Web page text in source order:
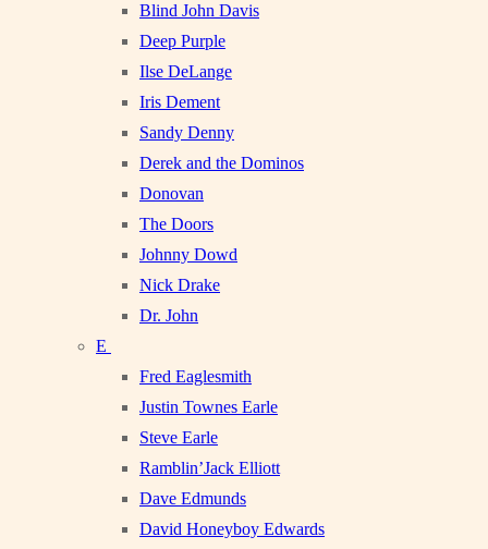
Blind John Davis
Deep Purple
Ilse DeLange
Iris Dement
Sandy Denny
Derek and the Dominos
Donovan
The Doors
Johnny Dowd
Nick Drake
Dr. John
E
Fred Eaglesmith
Justin Townes Earle
Steve Earle
Ramblin’Jack Elliott
Dave Edmunds
David Honeyboy Edwards